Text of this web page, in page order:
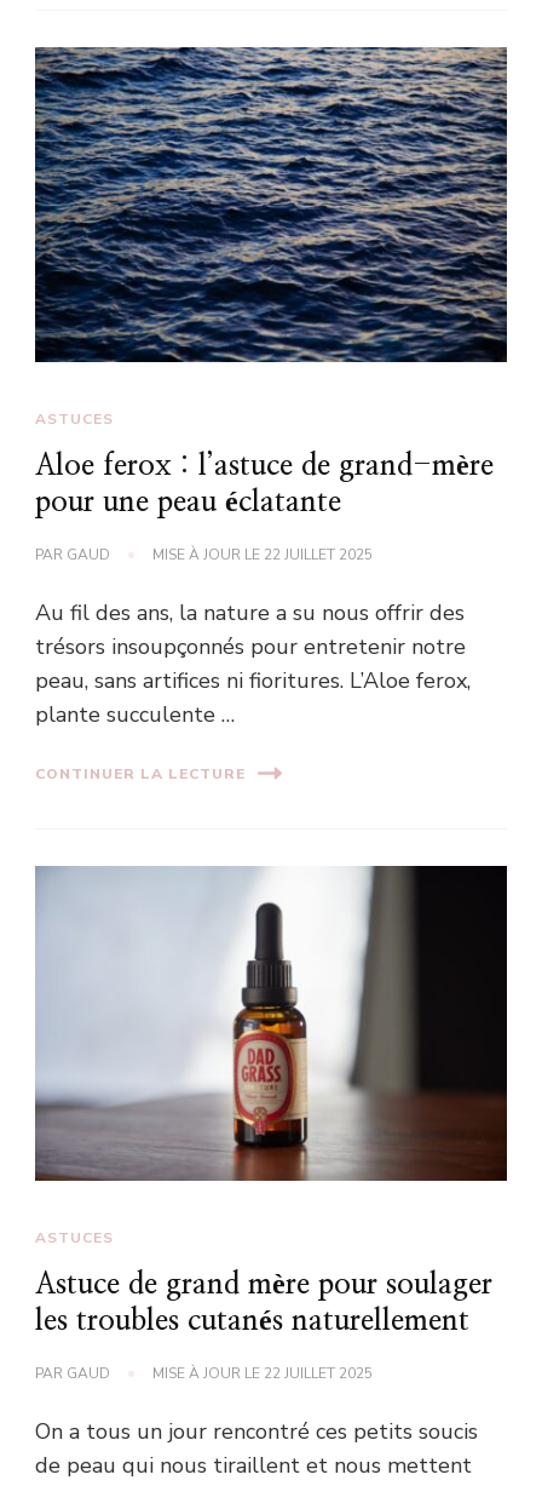
ASTUCES
Aloe ferox : l’astuce de grand-mère
pour une peau éclatante
PAR GAUD MISE À JOUR LE 22 JUILLET 2025
Au fil des ans, la nature a su nous offrir des
trésors insoupçonnés pour entretenir notre
peau, sans artifices ni fioritures. L’Aloe ferox,
plante succulente …
CONTINUER LA LECTURE
ASTUCES
Astuce de grand mère pour soulager
les troubles cutanés naturellement
PAR GAUD MISE À JOUR LE 22 JUILLET 2025
On a tous un jour rencontré ces petits soucis
de peau qui nous tiraillent et nous mettent